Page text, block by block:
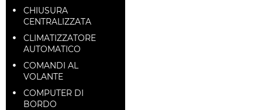
CHIUSURA
CENTRALIZZATA
CLIMATIZZATORE
AUTOMATICO
COMANDI AL
VOLANTE
COMPUTER DI
BORDO